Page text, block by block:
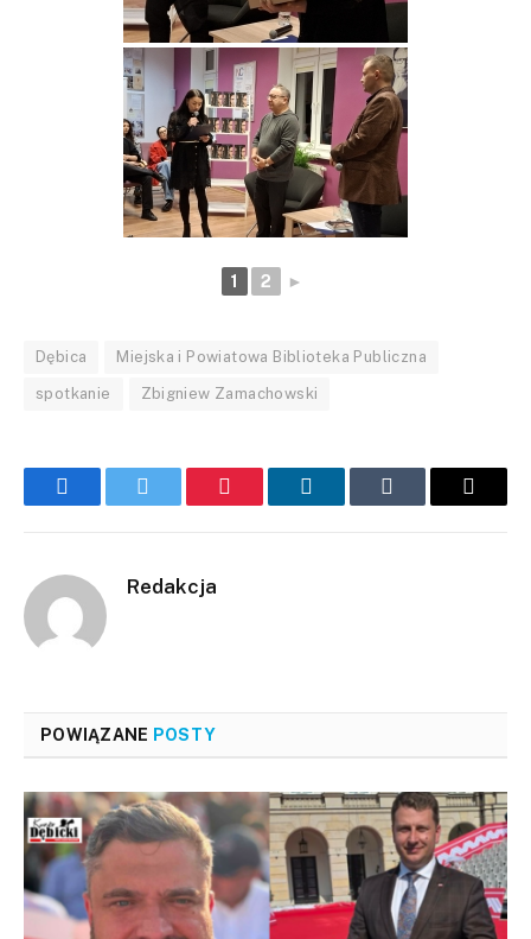
1 2 ►
Dębica Miejska i Powiatowa Biblioteka Publiczna
spotkanie Zbigniew Zamachowski
FacebookTwitter Pinterest LinkedInTumblr Email
Redakcja
POWIĄZANE POSTY